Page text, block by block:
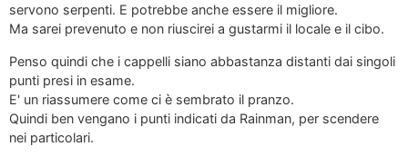
servono serpenti. E potrebbe anche essere il migliore.
Ma sarei prevenuto e non riuscirei a gustarmi il locale e il cibo.
Penso quindi che i cappelli siano abbastanza distanti dai singoli
punti presi in esame.
E' un riassumere come ci è sembrato il pranzo.
Quindi ben vengano i punti indicati da Rainman, per scendere
nei particolari.